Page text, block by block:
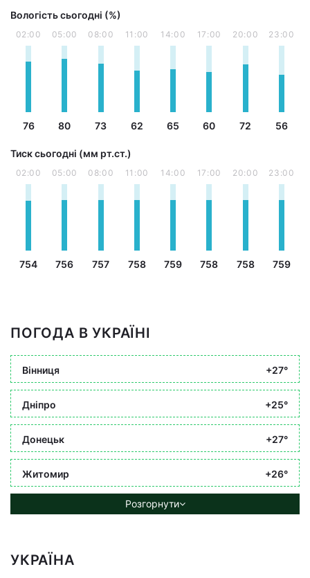
Вологість сьогодні (%)
02:00
76
05:00
80
08:00
73
11:00
62
14:00
65
17:00
60
20:00
72
23:00
56
Тиск сьогодні (мм рт.ст.)
02:00
754
05:00
756
08:00
757
11:00
758
14:00
759
17:00
758
20:00
758
23:00
759
ПОГОДА В УКРАЇНІ
Вінниця +27°
Дніпро +25°
Донецьк +27°
Житомир +26°
Розгорнути
УКРАЇНА